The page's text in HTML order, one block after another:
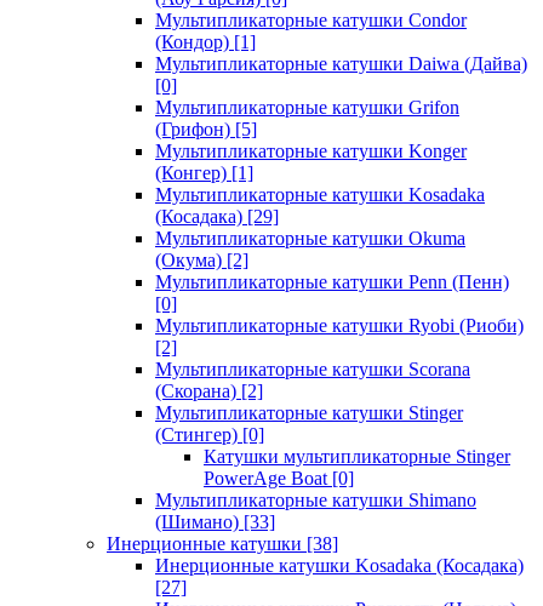
Мультипликаторные катушки Condor
(Кондор) [1]
Мультипликаторные катушки Daiwa (Дайва)
[0]
Мультипликаторные катушки Grifon
(Грифон) [5]
Мультипликаторные катушки Konger
(Конгер) [1]
Мультипликаторные катушки Kosadaka
(Косадака) [29]
Мультипликаторные катушки Okuma
(Окума) [2]
Мультипликаторные катушки Penn (Пенн)
[0]
Мультипликаторные катушки Ryobi (Риоби)
[2]
Мультипликаторные катушки Scorana
(Скорана) [2]
Мультипликаторные катушки Stinger
(Стингер) [0]
Катушки мультипликаторные Stinger
PowerAge Boat [0]
Мультипликаторные катушки Shimano
(Шимано) [33]
Инерционные катушки [38]
Инерционные катушки Kosadaka (Косадака)
[27]